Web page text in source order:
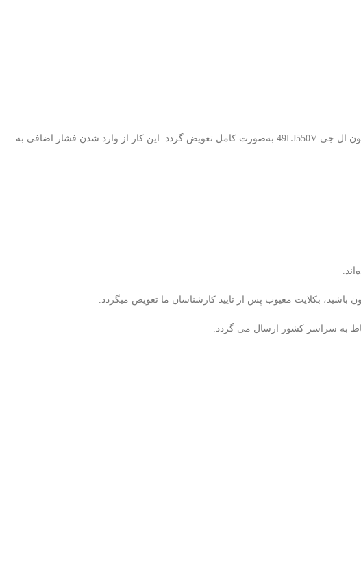
با توجه به اینکه LEDهای بک لایت دارای عمر مفید مشخصی هستند، در صورت مشاهده خرابی یا افت نور، توصیه می‌شود کل بک لایت تلویزیون ال جی 49LJ550V به‌صورت کامل تعویض گردد. این کار از وارد شدن فشار اضافی به
به سراسر کشور ارسال می گردد.